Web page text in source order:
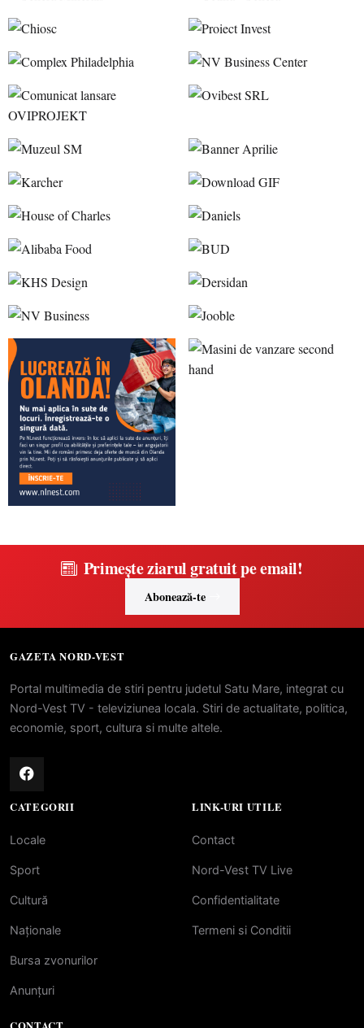
Primește ziarul gratuit pe email!
Abonează-te
GAZETA NORD-VEST
Portal multimedia de stiri pentru judetul Satu Mare, integrat cu
Nord-Vest TV - televiziunea locala. Stiri de actualitate, politica,
economie, sport, cultura si multe altele.
CATEGORII
Locale
Sport
Cultură
Naționale
Bursa zvonurilor
Anunțuri
LINK-URI UTILE
Contact
Nord-Vest TV Live
Confidentialitate
Termeni si Conditii